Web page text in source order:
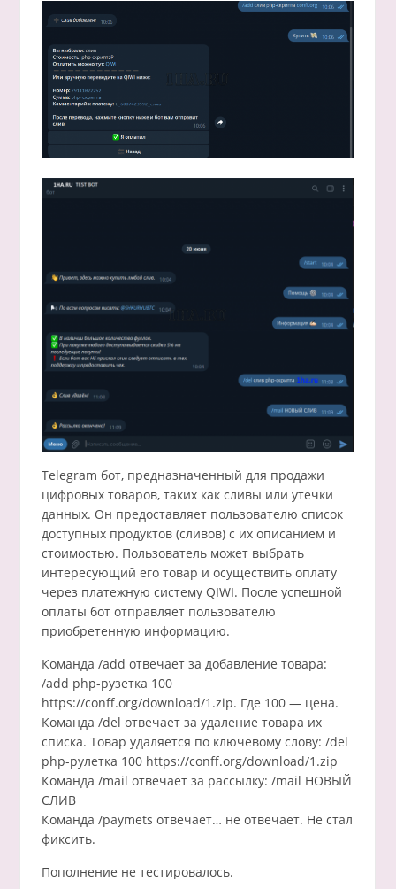
Telegram бот, предназначенный для продажи
цифровых товаров, таких как сливы или утечки
данных. Он предоставляет пользователю список
доступных продуктов (сливов) с их описанием и
стоимостью. Пользователь может выбрать
интересующий его товар и осуществить оплату
через платежную систему QIWI. После успешной
оплаты бот отправляет пользователю
приобретенную информацию.
Команда /add отвечает за добавление товара:
/add php-рузетка 100
https://conff.org/download/1.zip. Где 100 — цена.
Команда /del отвечает за удаление товара их
списка. Товар удаляется по ключевому слову: /del
php-рулетка 100 https://conff.org/download/1.zip
Команда /mail отвечает за рассылку: /mail НОВЫЙ
СЛИВ
Команда /paymets отвечает… не отвечает. Не стал
фиксить.
Пополнение не тестировалось.